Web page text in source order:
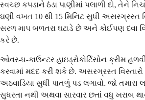
સ્વચ્છ કપડાને ઠંડા પાણીમાં પલાળી દો, તેને
ઘણી વખત 10 થી 15 મિનિટ સુધી અસરગ્રસ્ત
સરળ માપ બળતરા ઘટાડે છે અને કોઈપણ દવા
કરે છે.
ઓવર-ધ-કાઉન્ટર હાઇડ્રોકોર્ટિસોન ક્રીમ
કરવામાં મદદ કરી શકે છે. અસરગ્રસ્ત
અઠવાડિયા સુધી પાતળું પડ લગાવો. જો તમારા
સુધરતા નથી અથવા સારવાર છતાં વધુ ખરાબ